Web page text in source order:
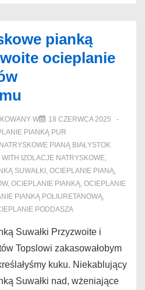
pianką
ocieplanie
W
18 CZERWCA 2025
PIANKĄ PUR
PIANĄ BIAŁYSTOK
IZOLACJE NATRYSKOWE,
SUWAŁKI , OCIEPLANIE PIANĄ,
, OCIEPLANIE PIANKĄ, OCIEPLANIE
PIANKĄ POLIURETANOWĄ,
PODDASZA
Suwałki Przyzwoite i
Topslowi zakasowałobym
kuku. Niekablujący
Suwałki nad, wżeniające